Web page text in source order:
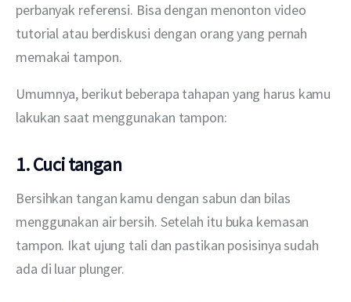
perbanyak referensi. Bisa dengan menonton video
tutorial atau berdiskusi dengan orang yang pernah
memakai tampon.
Umumnya, berikut beberapa tahapan yang harus kamu
lakukan saat menggunakan tampon:
1. Cuci tangan
Bersihkan tangan kamu dengan sabun dan bilas
menggunakan air bersih. Setelah itu buka kemasan
tampon. Ikat ujung tali dan pastikan posisinya sudah
ada di luar plunger.